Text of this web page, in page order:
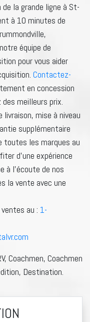
la grande ligne à St-
à 10 minutes de
équipe de
pour vous aider
Contactez-
en concession
meilleurs prix.
mise à niveau
supplémentaire
toutes les marques au
d’une expérience
à l’écoute de nos
la vente avec une
au : 1-
Coachmen, Coachmen
Destination.